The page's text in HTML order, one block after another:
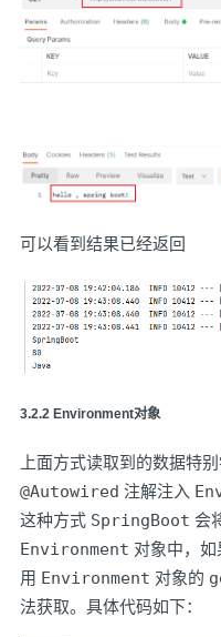
可以看到结果已经返回
3.2.2 Environment对象
上面方式读取到的数据特别
@Autowired 注解注入
这种方式 SpringBoot 会
Environment 对象中，
用 Environment 对象的
法获取。具体代码如下：